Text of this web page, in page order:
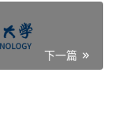
下一篇